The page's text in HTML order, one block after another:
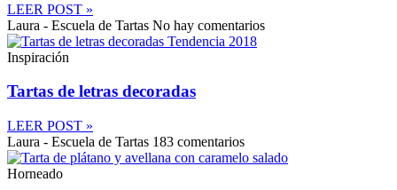
LEER POST »
Laura - Escuela de Tartas No hay comentarios
Inspiración
Tartas de letras decoradas
LEER POST »
Laura - Escuela de Tartas 183 comentarios
Horneado